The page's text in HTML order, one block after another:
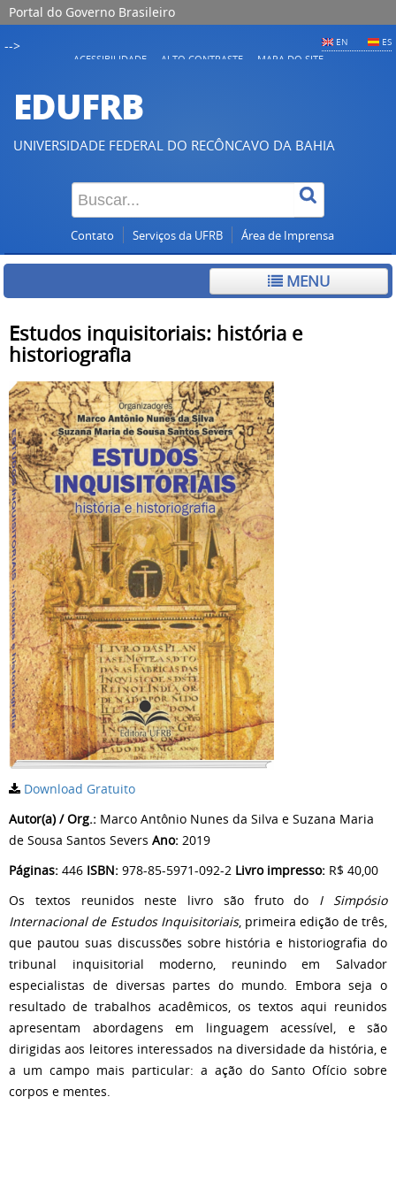
Portal do Governo Brasileiro
EN ES
-->
ACESSIBILIDADE ALTO CONTRASTE MAPA DO SITE
EDUFRB
UNIVERSIDADE FEDERAL DO RECÔNCAVO DA BAHIA
Contato Serviços da UFRB Área de Imprensa
MENU
Estudos inquisitoriais: história e
historiografia
Download Gratuito
Autor(a) / Org.: Marco Antônio Nunes da Silva e Suzana Maria
de Sousa Santos Severs Ano: 2019
Páginas: 446 ISBN: 978-85-5971-092-2 Livro impresso: R$ 40,00
Os textos reunidos neste livro são fruto do I Simpósio
Internacional de Estudos Inquisitoriais, primeira edição de três,
que pautou suas discussões sobre história e historiografia do
tribunal inquisitorial moderno, reunindo em Salvador
especialistas de diversas partes do mundo. Embora seja o
resultado de trabalhos acadêmicos, os textos aqui reunidos
apresentam abordagens em linguagem acessível, e são
dirigidas aos leitores interessados na diversidade da história, e
a um campo mais particular: a ação do Santo Ofício sobre
corpos e mentes.